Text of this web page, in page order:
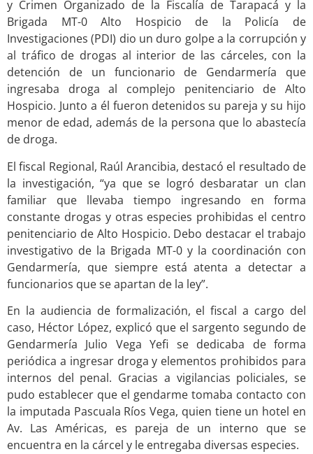
y Crimen Organizado de la Fiscalía de Tarapacá y la
Brigada MT-0 Alto Hospicio de la Policía de
Investigaciones (PDI) dio un duro golpe a la corrupción y
al tráfico de drogas al interior de las cárceles, con la
detención de un funcionario de Gendarmería que
ingresaba droga al complejo penitenciario de Alto
Hospicio. Junto a él fueron detenidos su pareja y su hijo
menor de edad, además de la persona que lo abastecía
de droga.
El fiscal Regional, Raúl Arancibia, destacó el resultado de
la investigación, “ya que se logró desbaratar un clan
familiar que llevaba tiempo ingresando en forma
constante drogas y otras especies prohibidas el centro
penitenciario de Alto Hospicio. Debo destacar el trabajo
investigativo de la Brigada MT-0 y la coordinación con
Gendarmería, que siempre está atenta a detectar a
funcionarios que se apartan de la ley”.
En la audiencia de formalización, el fiscal a cargo del
caso, Héctor López, explicó que el sargento segundo de
Gendarmería Julio Vega Yefi se dedicaba de forma
periódica a ingresar droga y elementos prohibidos para
internos del penal. Gracias a vigilancias policiales, se
pudo establecer que el gendarme tomaba contacto con
la imputada Pascuala Ríos Vega, quien tiene un hotel en
Av. Las Américas, es pareja de un interno que se
encuentra en la cárcel y le entregaba diversas especies.